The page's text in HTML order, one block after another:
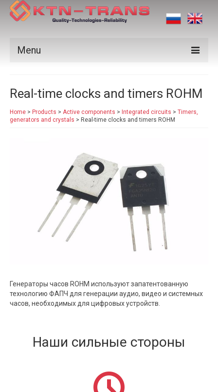
Menu
Vendors
Applications
Real-time clocks and timers ROHM
Home > Products > Active components > Integrated circuits > Timers,
generators and crystals > Real-time clocks and timers ROHM
Генераторы часов ROHM используют запатентованную
технологию ФАПЧ для генерации аудио, видео и системных
часов, необходимых для цифровых устройств.
Наши сильные стороны